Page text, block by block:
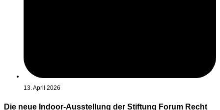
13. April 2026
Die neue Indoor-Ausstellung der Stiftung Forum Recht